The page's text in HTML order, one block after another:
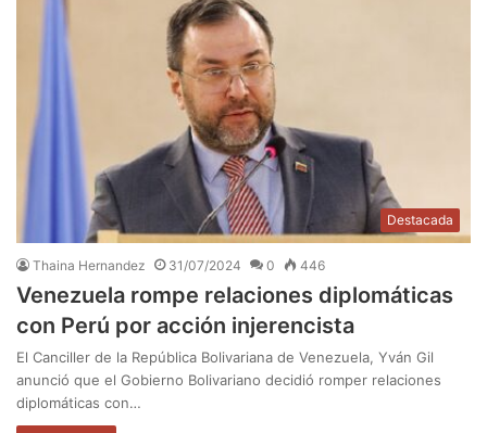
Destacada
Thaina Hernandez 31/07/2024 0 446
Venezuela rompe relaciones diplomáticas
con Perú por acción injerencista
El Canciller de la República Bolivariana de Venezuela, Yván Gil
anunció que el Gobierno Bolivariano decidió romper relaciones
diplomáticas con…